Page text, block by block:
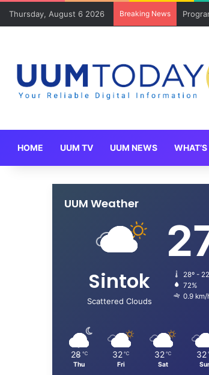
Thursday, August 6 2026 Breaking News
HOME UUM TV UUM NEWS
UUM Weather
Sintok
Scattered Clouds
28º -
72%
0.9 km/
28 ℃
Thu
32 ℃
Fri
32 ℃
Sat
32